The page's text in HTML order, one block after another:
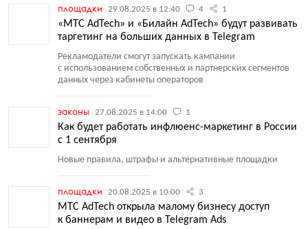
площадки 29.08.2025 в 12:40 4 1
«МТС AdTech» и «Билайн AdTech» будут развивать
таргетинг на больших данных в Telegram
Рекламодатели смогут запускать кампании
с использованием собственных и партнерских сегментов
данных через кабинеты операторов
законы 27.08.2025 в 14:00 1
Как будет работать инфлюенс-маркетинг в России
с 1 сентября
Новые правила, штрафы и альтернативные площадки
площадки 20.08.2025 в 10:00 3
МТС AdTech открыла малому бизнесу доступ
к баннерам и видео в Telegram Ads